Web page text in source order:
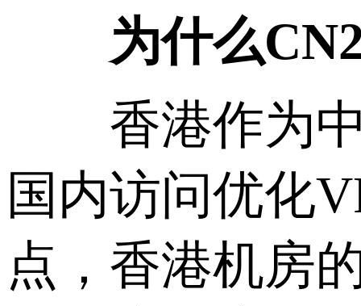
为什么CN2
香港作为中
国内访问优化
点，香港机房